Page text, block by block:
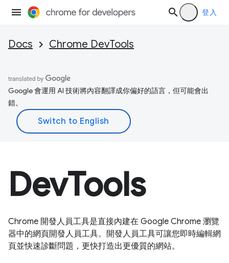
登入
Docs Chrome DevTools
Google 會運用 AI 技術將內容翻譯成你偏好的語言，但可能會出
錯。
DevTools
Chrome 開發人員工具是直接內建在 Google Chrome 瀏覽
器中的網頁開發人員工具。開發人員工具可讓您即時編輯網
頁並快速診斷問題，更快打造出更優質的網站。